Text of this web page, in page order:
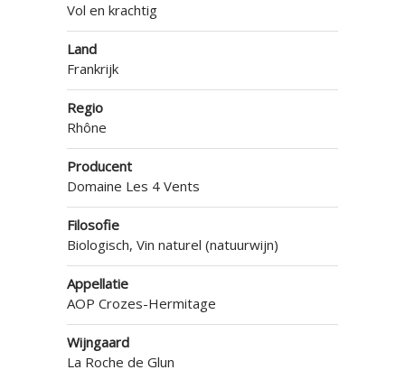
Vol en krachtig
Land
Frankrijk
Regio
Rhône
Producent
Domaine Les 4 Vents
Filosofie
Biologisch, Vin naturel (natuurwijn)
Appellatie
AOP Crozes-Hermitage
Wijngaard
La Roche de Glun